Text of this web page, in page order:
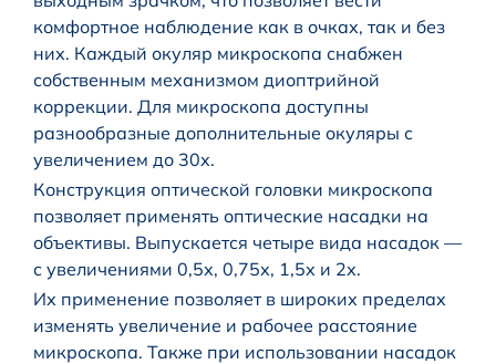
комфортное наблюдение как в очках, так и без
них. Каждый окуляр микроскопа снабжен
собственным механизмом диоптрийной
коррекции. Для микроскопа доступны
разнообразные дополнительные окуляры с
увеличением до 30х.
Конструкция оптической головки микроскопа
позволяет применять оптические насадки на
объективы. Выпускается четыре вида насадок —
с увеличениями 0,5х, 0,75х, 1,5х и 2х.
Их применение позволяет в широких пределах
изменять увеличение и рабочее расстояние
микроскопа. Также при использовании насадок